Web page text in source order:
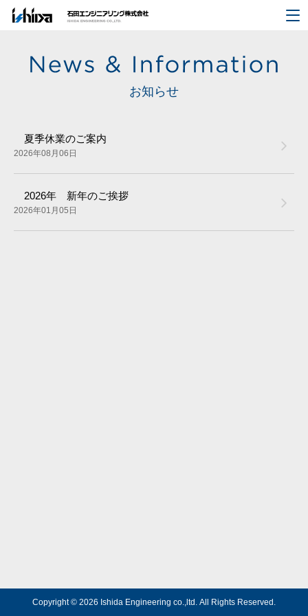
お知らせ
夏季休業のご案内
2026年08月06日
2026年 新年のご挨拶
2026年01月05日
Copyright © 2026 Ishida Engineering co.,ltd. All Rights Reserved.